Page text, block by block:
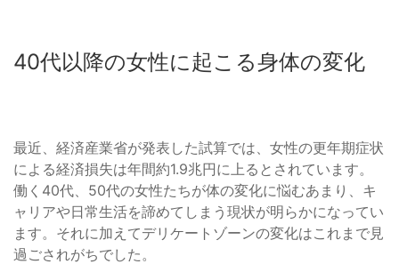
40代以降の女性に起こる身体の変化
最近、経済産業省が発表した試算では、女性の更年期症状
による経済損失は年間約1.9兆円に上るとされています。
働く40代、50代の女性たちが体の変化に悩むあまり、キ
ャリアや日常生活を諦めてしまう現状が明らかになってい
ます。それに加えてデリケートゾーンの変化はこれまで見
過ごされがちでした。